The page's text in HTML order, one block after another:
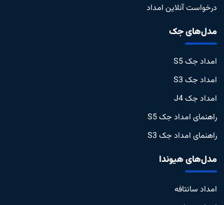
درخواست آنلاین امداد
مدل‌های جک
امداد جک S5
امداد جک S3
امداد جک J4
راهنمای امداد جک S5
راهنمای امداد جک S3
مدل‌های هیوندا
امداد سانتافه